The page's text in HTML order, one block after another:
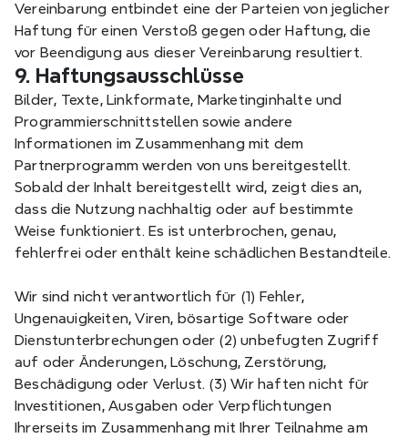
Vereinbarung entbindet eine der Parteien von jeglicher
Haftung für einen Verstoß gegen oder Haftung, die
vor Beendigung aus dieser Vereinbarung resultiert.
9. Haftungsausschlüsse
Bilder, Texte, Linkformate, Marketinginhalte und
Programmierschnittstellen sowie andere
Informationen im Zusammenhang mit dem
Partnerprogramm werden von uns bereitgestellt.
Sobald der Inhalt bereitgestellt wird, zeigt dies an,
dass die Nutzung nachhaltig oder auf bestimmte
Weise funktioniert. Es ist unterbrochen, genau,
fehlerfrei oder enthält keine schädlichen Bestandteile.
Wir sind nicht verantwortlich für (1) Fehler,
Ungenauigkeiten, Viren, bösartige Software oder
Dienstunterbrechungen oder (2) unbefugten Zugriff
auf oder Änderungen, Löschung, Zerstörung,
Beschädigung oder Verlust. (3) Wir haften nicht für
Investitionen, Ausgaben oder Verpflichtungen
Ihrerseits im Zusammenhang mit Ihrer Teilnahme am